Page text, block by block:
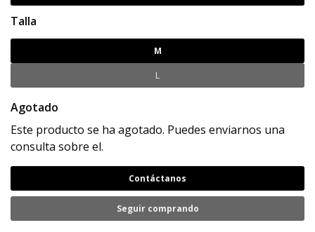
Talla
M
L
Agotado
Este producto se ha agotado. Puedes enviarnos una
consulta sobre el.
Contáctanos
Seguir comprando